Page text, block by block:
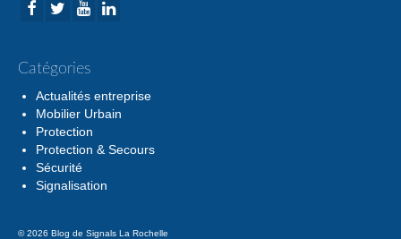
Catégories
Actualités entreprise
Mobilier Urbain
Protection
Protection & Secours
Sécurité
Signalisation
© 2026 Blog de Signals La Rochelle